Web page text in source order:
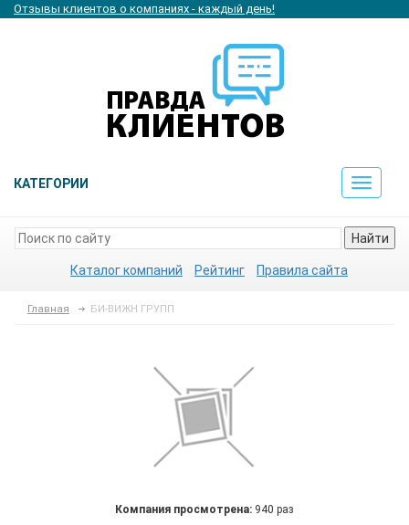
Отзывы клиентов о компаниях - каждый день!
КАТЕГОРИИ
Toggle
Найти
Каталог компаний Рейтинг Правила сайта
Главная БИ-ВИЖН ГРУПП
Компания просмотрена: 940 раз